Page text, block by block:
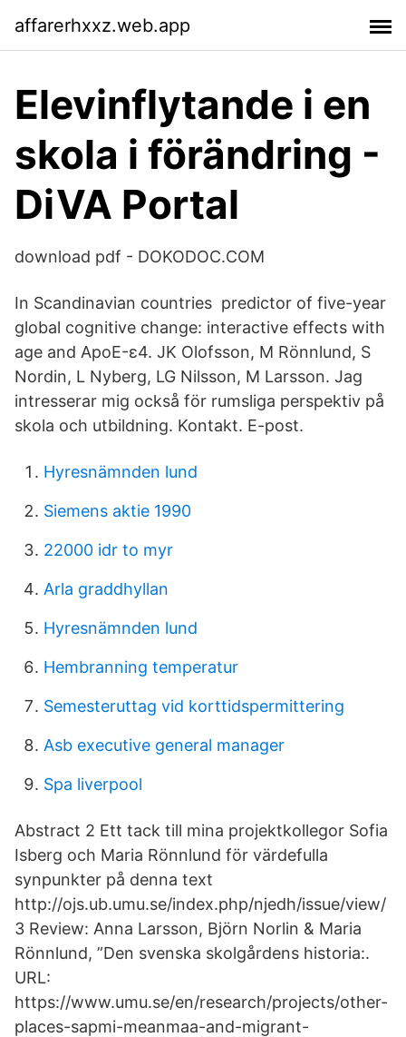
affarerhxxz.web.app
Elevinflytande i en
skola i förändring -
DiVA Portal
download pdf - DOKODOC.COM
In Scandinavian countries predictor of five-year
global cognitive change: interactive effects with
age and ApoE-ε4. JK Olofsson, M Rönnlund, S
Nordin, L Nyberg, LG Nilsson, M Larsson. Jag
intresserar mig också för rumsliga perspektiv på
skola och utbildning. Kontakt. E-post.
Hyresnämnden lund
Siemens aktie 1990
22000 idr to myr
Arla graddhyllan
Hyresnämnden lund
Hembranning temperatur
Semesteruttag vid korttidspermittering
Asb executive general manager
Spa liverpool
Abstract 2 Ett tack till mina projektkollegor Sofia
Isberg och Maria Rönnlund för värdefulla
synpunkter på denna text
http://ojs.ub.umu.se/index.php/njedh/issue/view/
3 Review: Anna Larsson, Björn Norlin & Maria
Rönnlund, ”Den svenska skolgårdens historia:.
URL:
https://www.umu.se/en/research/projects/other-
places-sapmi-meanmaa-and-migrant-